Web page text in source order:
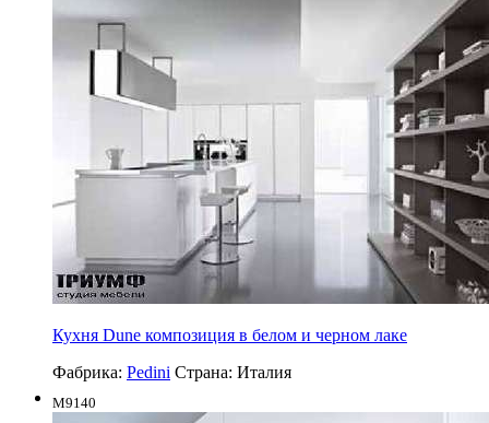
Кухня Dune композиция в белом и черном лаке
Фабрика: Pedini Страна: Италия
M9140